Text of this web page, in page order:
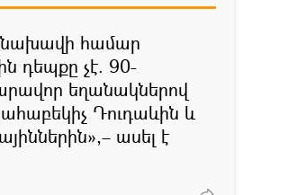
համար
դեպքը չէ. 90-
եղանակներով
ահաբեկիչ Դուդաևին և
ասել է